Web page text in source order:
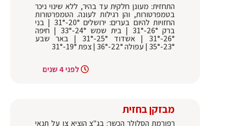
התחזית: מעונן חלקית עד בהיר, ללא שינוי ניכר
בטמפרטורות, והן רגילות לעונה. הטמפרטורות
החזויות להיום בערים: ירושלים 20°-31° | בני
ברק 26°-31° | בית שמש 24°-33° | חיפה
26°-31° | אשדוד 25°-31° | באר שבע
23°-35° | עפולה 22°-36° | צפת 19°-31°
לפני 4 שנים
מבזקן בחזית
רפורמת הסלולר הכשר: בג"צ הוציא צו על תנאי